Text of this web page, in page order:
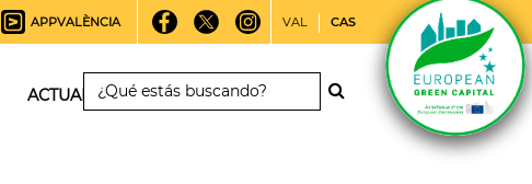
APPVALÈNCIA VAL CAS
ACTUALIDAD